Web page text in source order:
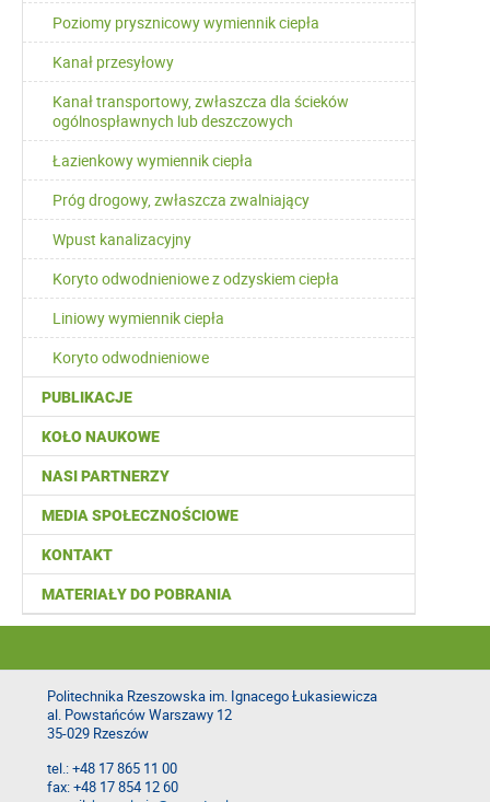
Poziomy prysznicowy wymiennik ciepła
Kanał przesyłowy
Kanał transportowy, zwłaszcza dla ścieków
ogólnospławnych lub deszczowych
Łazienkowy wymiennik ciepła
Próg drogowy, zwłaszcza zwalniający
Wpust kanalizacyjny
Koryto odwodnieniowe z odzyskiem ciepła
Liniowy wymiennik ciepła
Koryto odwodnieniowe
PUBLIKACJE
KOŁO NAUKOWE
NASI PARTNERZY
MEDIA SPOŁECZNOŚCIOWE
KONTAKT
MATERIAŁY DO POBRANIA
Politechnika Rzeszowska im. Ignacego Łukasiewicza
al. Powstańców Warszawy 12
35-029 Rzeszów
tel.: +48 17 865 11 00
fax: +48 17 854 12 60